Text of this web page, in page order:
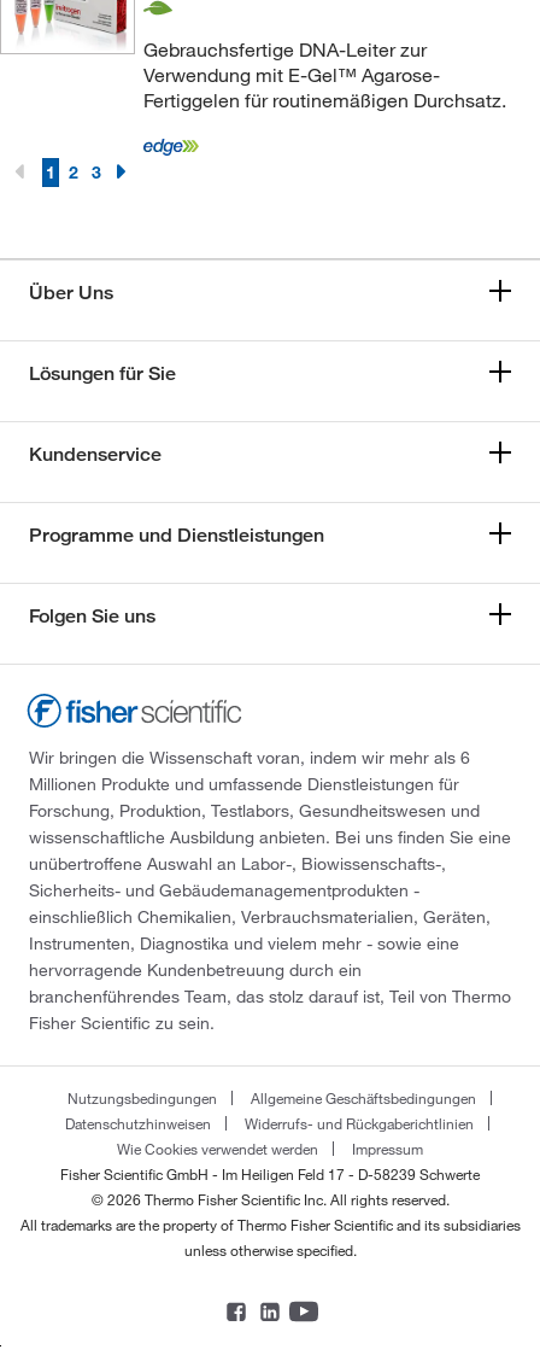
Gebrauchsfertige DNA-Leiter zur
Verwendung mit E-Gel™ Agarose-
Fertiggelen für routinemäßigen Durchsatz.
1 2 3
Über Uns
Lösungen für Sie
Kundenservice
Programme und Dienstleistungen
Folgen Sie uns
Wir bringen die Wissenschaft voran, indem wir mehr als 6
Millionen Produkte und umfassende Dienstleistungen für
Forschung, Produktion, Testlabors, Gesundheitswesen und
wissenschaftliche Ausbildung anbieten. Bei uns finden Sie eine
unübertroffene Auswahl an Labor-, Biowissenschafts-,
Sicherheits- und Gebäudemanagementprodukten -
einschließlich Chemikalien, Verbrauchsmaterialien, Geräten,
Instrumenten, Diagnostika und vielem mehr - sowie eine
hervorragende Kundenbetreuung durch ein
branchenführendes Team, das stolz darauf ist, Teil von Thermo
Fisher Scientific zu sein.
Nutzungsbedingungen
Allgemeine Geschäftsbedingungen
Datenschutzhinweisen
Widerrufs- und Rückgaberichtlinien
Wie Cookies verwendet werden
Impressum
Fisher Scientific GmbH - Im Heiligen Feld 17 - D-58239 Schwerte
© 2026 Thermo Fisher Scientific Inc. All rights reserved.
All trademarks are the property of Thermo Fisher Scientific and its subsidiaries
unless otherwise specified.